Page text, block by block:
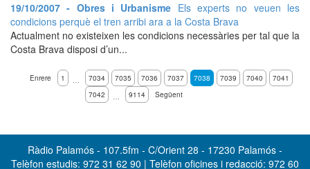
19/10/2007 - Obres i Urbanisme Els experts no veuen les
condicions perquè el tren arribi ara a la Costa Brava
Actualment no existeixen les condicions necessàries per tal que la
Costa Brava disposi d’un...
Enrere 1 … 7034 7035 7036 7037 7038 7039 7040
7041
7042
… 9114 Següent
Ràdio Palamós - 107.5fm - C/Orient 28 - 17230 Palamós -
Telèfon estudis: 972 31 62 90 | Telèfon oficines i redacció: 972 60